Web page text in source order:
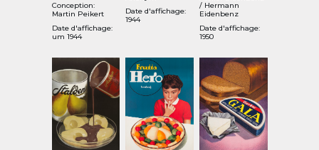
Conception:
Martin Peikert
Date d'affichage:
um 1944
Date d'affichage:
1944
/ Hermann
Eidenbenz
Date d'affichage:
1950